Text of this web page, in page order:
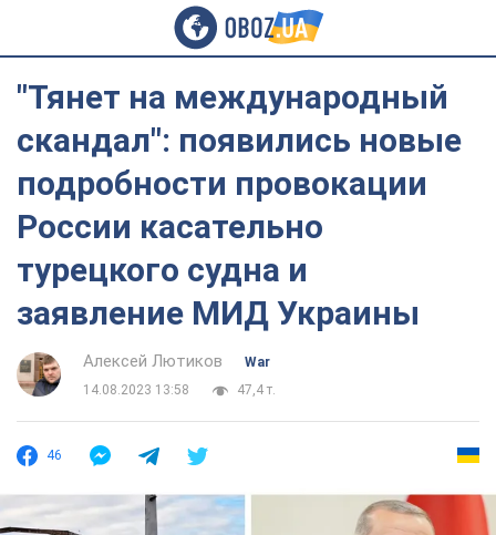
"Тянет на международный
скандал": появились новые
подробности провокации
России касательно
турецкого судна и
заявление МИД Украины
Алексей Лютиков
War
14.08.2023 13:58
47,4 т.
46